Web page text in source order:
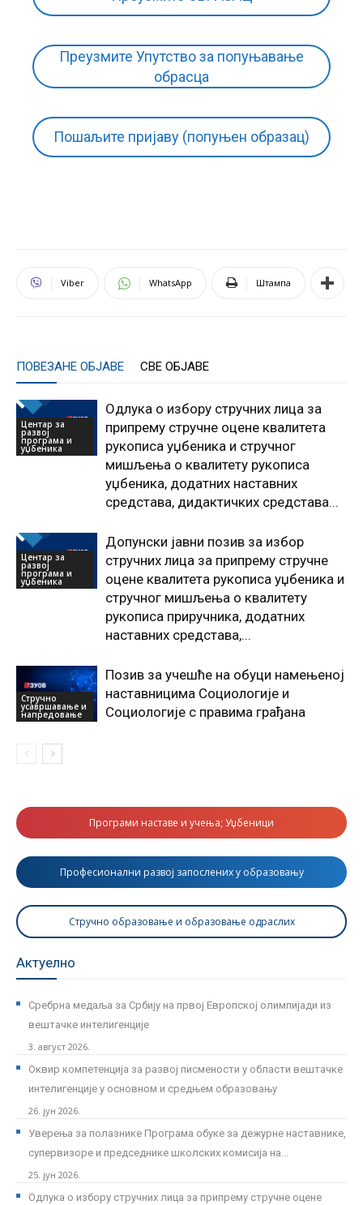
Преузмите Упутство за попуњавање
обрасца
Пошаљите пријаву (попуњен образац)
Viber WhatsApp Штампа
ПОВЕЗАНЕ ОБЈАВЕ СВЕ ОБЈАВЕ
Центар за
развој
програма и
уџбеника
Одлука о избору стручних лица за
припрему стручне оцене квалитета
рукописа уџбеника и стручног
мишљења о квалитету рукописа
уџбеника, додатних наставних
средстава, дидактичких средстава...
Центар за
развој
програма и
уџбеника
Допунски јавни позив за избор
стручних лица за припрему стручне
оцене квалитета рукописа уџбеника и
стручног мишљења о квалитету
рукописа приручника, додатних
наставних средстава,...
Стручно
усавршавање и
напредовање
Позив за учешће на обуци намењеној
наставницима Социологије и
Социологије с правима грађана
Програми наставе и учења; Уџбеници
Професионални развој запослених у образовању
Стручно образовање и образовање одраслих
Актуелно
Сребрна медаља за Србију на првој Европској олимпијади из
вештачке интелигенције
3. август 2026.
Оквир компетенција за развој писмености у области вештачке
интелигенције у основном и средњем образовању
26. јун 2026.
Уверења за полазнике Програмa обуке за дежурне наставнике,
супервизоре и председнике школских комисија на...
25. јун 2026.
Одлука о избору стручних лица за припрему стручне оцене